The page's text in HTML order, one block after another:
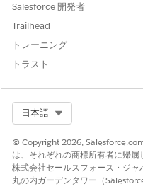
WhatsApp 支払メッセ
信メッセージとして使用で
はこの機能がサポートされ
れらのメッセージを手動で
ご意見をお
はい
Salesforce 開発者
Trailhead
トレーニング
トラスト
日本語
© Copyright 2026,
は、それぞれの商標所有者に帰属
株式会社セールスフォース・ジ
丸の内ガーデンタワー（